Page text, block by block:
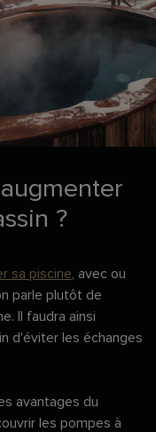
?
sa piscine , avec ou
parle plutôt de
Il faudra ainsi
d'éviter les échanges
avantages du
les pompes à